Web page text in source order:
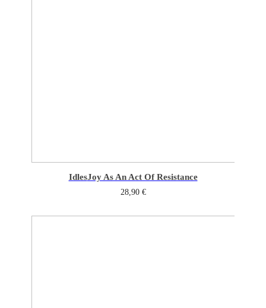
IdlesJoy As An Act Of Resistance
28,90 €